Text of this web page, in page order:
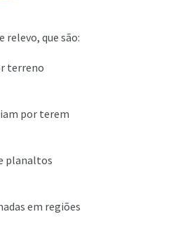
relevo, que são:
terreno
por terem
planaltos
em regiões